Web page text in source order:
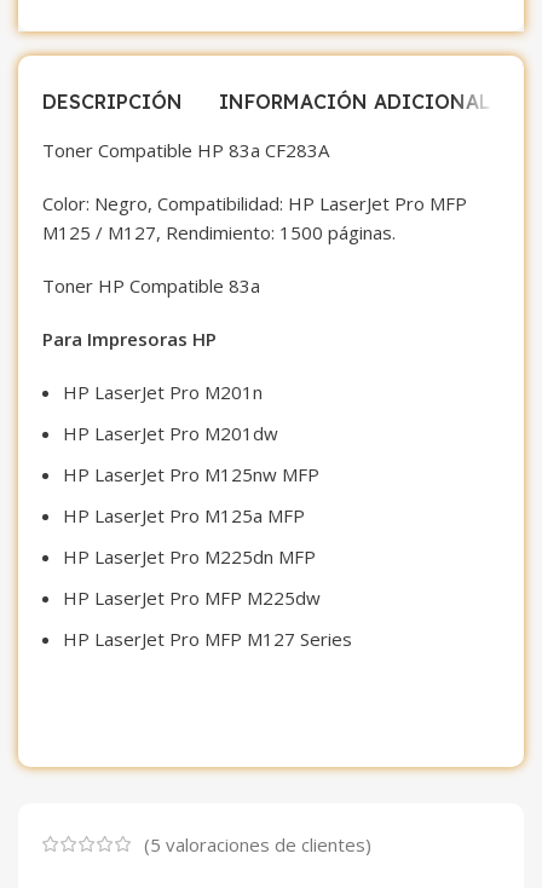
DESCRIPCIÓN INFORMACIÓN ADICIONAL
Toner Compatible HP 83a CF283A
Color: Negro, Compatibilidad: HP LaserJet Pro MFP
M125 / M127, Rendimiento: 1500 páginas.
Toner HP Compatible 83a
Para Impresoras HP
HP LaserJet Pro M201n
HP LaserJet Pro M201dw
HP LaserJet Pro M125nw MFP
HP LaserJet Pro M125a MFP
HP LaserJet Pro M225dn MFP
HP LaserJet Pro MFP M225dw
HP LaserJet Pro MFP M127 Series
(5 valoraciones de clientes)